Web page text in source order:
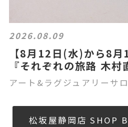
2026.08.09
【8月12日(水)から8月
『それぞれの旅路 木村
アート&ラグジュアリーサ
松坂屋静岡店 SHOP